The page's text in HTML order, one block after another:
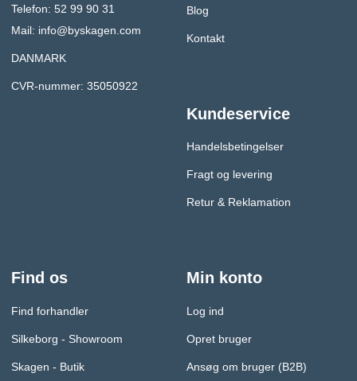
Telefon: 52 99 90 31
Mail: info@byskagen.com
DANMARK
CVR-nummer: 35050922
Blog
Kontakt
Kundeservice
Handelsbetingelser
Fragt og levering
Retur & Reklamation
Find os
Find forhandler
Silkeborg - Showroom
Skagen - Butik
Min konto
Log ind
Opret bruger
Ansøg om bruger (B2B)